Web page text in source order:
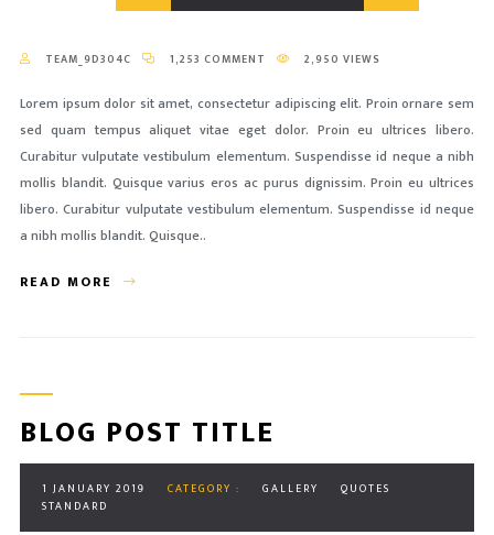
TEAM_9D304C 1,253 COMMENT 2,950 VIEWS
Lorem ipsum dolor sit amet, consectetur adipiscing elit. Proin ornare sem
sed quam tempus aliquet vitae eget dolor. Proin eu ultrices libero.
Curabitur vulputate vestibulum elementum. Suspendisse id neque a nibh
mollis blandit. Quisque varius eros ac purus dignissim. Proin eu ultrices
libero. Curabitur vulputate vestibulum elementum. Suspendisse id neque
a nibh mollis blandit. Quisque..
READ MORE
BLOG POST TITLE
1 JANUARY 2019 CATEGORY : GALLERY
QUOTES
STANDARD